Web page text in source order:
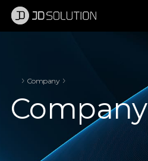
Company
Company